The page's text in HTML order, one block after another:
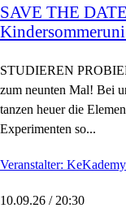
SAVE THE
STUDIEREN
zum neunten Mal! Bei
tanzen heuer die
Experimenten so...
Veranstalter:
10.09.26 / 20:30